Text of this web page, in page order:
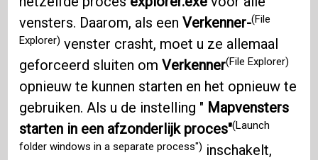
vensters. Daarom, als eenVerkenner-(File
Explorer) venster crasht, moet u ze allemaal
geforceerd sluiten omVerkenner(File Explorer)
opnieuw te kunnen starten en het opnieuw te
gebruiken. Als u de instelling " Mapvensters
starten in een afzonderlijk proces"(Launch
folder windows in a separate process") inschakelt,